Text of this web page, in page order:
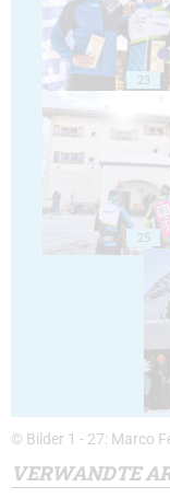
23
25
© Bilder 1 - 27: Marco
VERWANDTE